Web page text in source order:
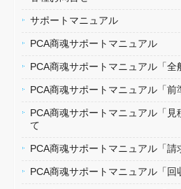
サポートマニュアル
PCA商魂サポートマニュアル
PCA商魂サポートマニュアル「全
PCA商魂サポートマニュアル「前
PCA商魂サポートマニュアル「
て
PCA商魂サポートマニュアル「請
PCA商魂サポートマニュアル「回